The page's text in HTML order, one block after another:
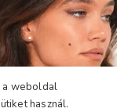
a weboldal
használ.